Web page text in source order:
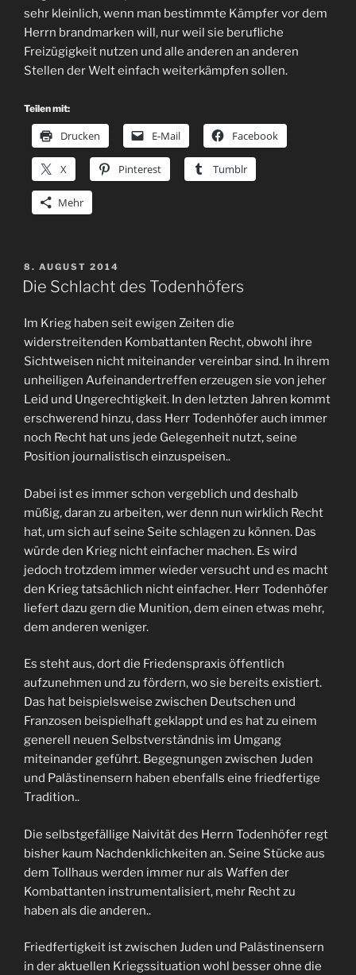
sehr kleinlich, wenn man bestimmte Kämpfer vor dem
Herrn brandmarken will, nur weil sie berufliche
Freizügigkeit nutzen und alle anderen an anderen
Stellen der Welt einfach weiterkämpfen sollen.
Teilen mit:
Drucken E-Mail Facebook
X Pinterest Tumblr
Mehr
VERÖFFENTLICHT
AM
8. AUGUST 2014
Die Schlacht des Todenhöfers
Im Krieg haben seit ewigen Zeiten die
widerstreitenden Kombattanten Recht, obwohl ihre
Sichtweisen nicht miteinander vereinbar sind. In ihrem
unheiligen Aufeinandertreffen erzeugen sie von jeher
Leid und Ungerechtigkeit. In den letzten Jahren kommt
erschwerend hinzu, dass Herr Todenhöfer auch immer
noch Recht hat uns jede Gelegenheit nutzt, seine
Position journalistisch einzuspeisen..
Dabei ist es immer schon vergeblich und deshalb
müßig, daran zu arbeiten, wer denn nun wirklich Recht
hat, um sich auf seine Seite schlagen zu können. Das
würde den Krieg nicht einfacher machen. Es wird
jedoch trotzdem immer wieder versucht und es macht
den Krieg tatsächlich nicht einfacher. Herr Todenhöfer
liefert dazu gern die Munition, dem einen etwas mehr,
dem anderen weniger.
Es steht aus, dort die Friedenspraxis öffentlich
aufzunehmen und zu fördern, wo sie bereits existiert.
Das hat beispielsweise zwischen Deutschen und
Franzosen beispielhaft geklappt und es hat zu einem
generell neuen Selbstverständnis im Umgang
miteinander geführt. Begegnungen zwischen Juden
und Palästinensern haben ebenfalls eine friedfertige
Tradition..
Die selbstgefällige Naivität des Herrn Todenhöfer regt
bisher kaum Nachdenklichkeiten an. Seine Stücke aus
dem Tollhaus werden immer nur als Waffen der
Kombattanten instrumentalisiert, mehr Recht zu
haben als die anderen..
Friedfertigkeit ist zwischen Juden und Palästinensern
in der aktuellen Kriegssituation wohl besser ohne die